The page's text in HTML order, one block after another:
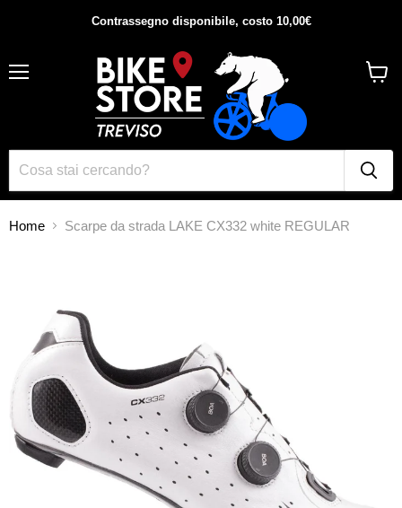
Contrassegno disponibile, costo 10,00€
Home Scarpe da strada LAKE CX332 white REGULAR